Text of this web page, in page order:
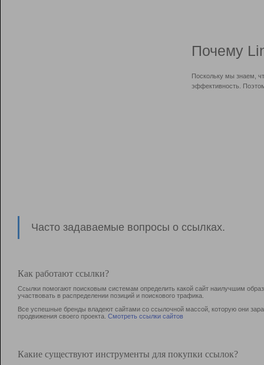
Почему
Поскольку мы знаем,
эффективность.
Часто задаваемые вопросы о ссылках.
Как работают ссылки?
Ссылки помогают поисковым системам определить какой сайт наилучшим
участвовать в раcпределении позиций и поискового трафика.
Все успешные бренды владеют сайтами со ссылочной массой, которую они
продвижения своего проекта. Смотреть ссылки сайтов
Какие существуют инструменты для покупки ссылок?